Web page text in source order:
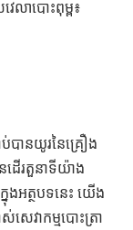
េលាបោះពុម្ព៖
ានយូរនៃគ្រឿង
ដើរតួនាទីយ៉ាង
ងអត្ថបទនេះ យើង
េវាកម្មបោះត្រា